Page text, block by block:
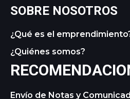
SOBRE NOSOTROS
¿Qué es el
¿Quiénes somos?
Envío de Notas y